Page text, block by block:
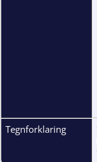
Tegnforklaring